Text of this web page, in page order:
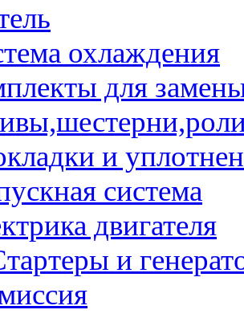
охлаждения
для
и
система
двигателя
и